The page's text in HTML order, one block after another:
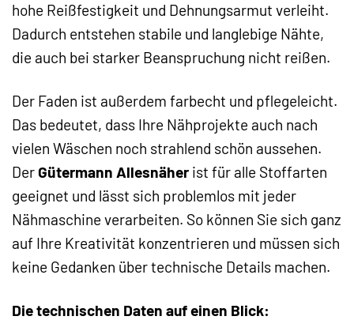
hohe Reißfestigkeit und Dehnungsarmut verleiht.
Dadurch entstehen stabile und langlebige Nähte,
die auch bei starker Beanspruchung nicht reißen.
Der Faden ist außerdem farbecht und pflegeleicht.
Das bedeutet, dass Ihre Nähprojekte auch nach
vielen Wäschen noch strahlend schön aussehen.
DerGütermann Allesnäher ist für alle Stoffarten
geeignet und lässt sich problemlos mit jeder
Nähmaschine verarbeiten. So können Sie sich ganz
auf Ihre Kreativität konzentrieren und müssen sich
keine Gedanken über technische Details machen.
Die technischen Daten auf einen Blick: